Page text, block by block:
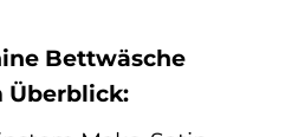
Bettwäsche
Überblick: